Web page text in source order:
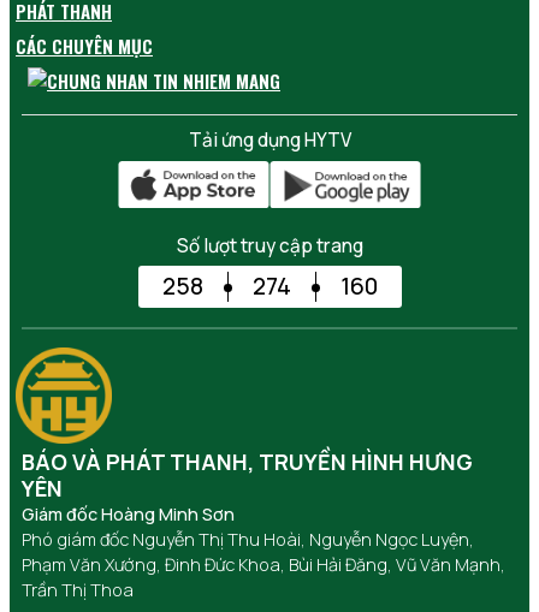
PHÁT THANH
CÁC CHUYÊN MỤC
Tải ứng dụng HYTV
Số lượt truy cập trang
258 274 160
BÁO VÀ PHÁT THANH, TRUYỀN HÌNH HƯNG
YÊN
Giám đốc Hoàng Minh Sơn
Phó giám đốc Nguyễn Thị Thu Hoài, Nguyễn Ngọc Luyện,
Phạm Văn Xướng, Đinh Đức Khoa, Bùi Hải Đăng, Vũ Văn Mạnh,
Trần Thị Thoa